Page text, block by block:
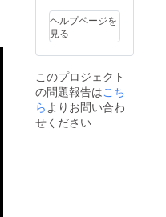
います
※ツ
アーチ
ケット
必要に
なりま
す
ヘルプページを
見る
このプロジェクト
の問題報告はこち
らよりお問い合わ
せください